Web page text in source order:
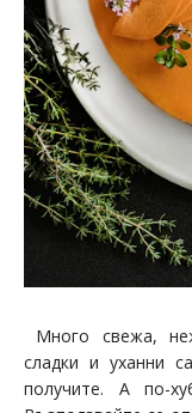
Много свежа,
сладки и уханни
получите. А по-